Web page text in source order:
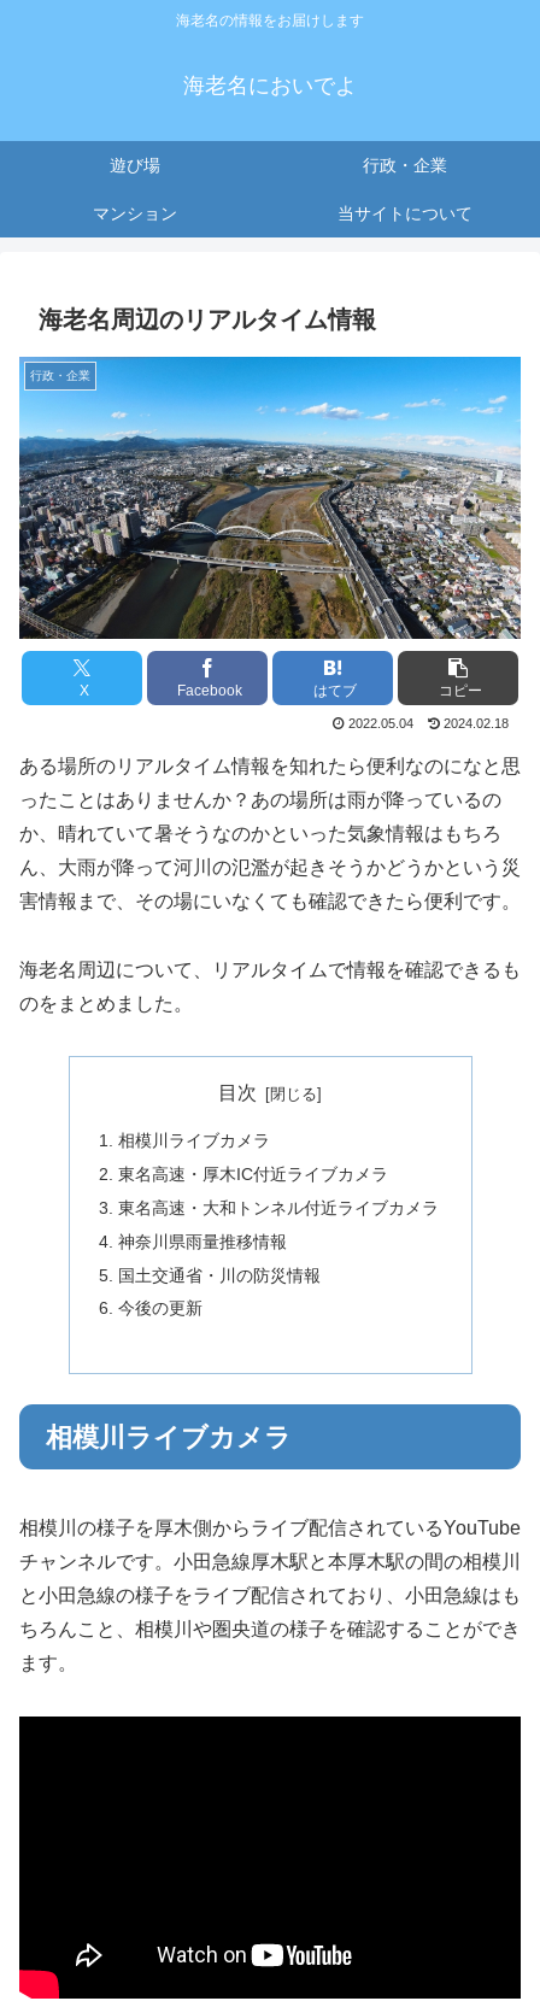
海老名の情報をお届けします
海老名においでよ
遊び場 行政・企業
マンション 当サイトについて
海老名周辺のリアルタイム情報
行政・企業
X Facebook はてブ コピー
2022.05.04 2024.02.18
ある場所のリアルタイム情報を知れたら便利なのになと思
ったことはありませんか？あの場所は雨が降っているの
か、晴れていて暑そうなのかといった気象情報はもちろ
ん、大雨が降って河川の氾濫が起きそうかどうかという災
害情報まで、その場にいなくても確認できたら便利です。
海老名周辺について、リアルタイムで情報を確認できるも
のをまとめました。
目次
相模川ライブカメラ
東名高速・厚木IC付近ライブカメラ
東名高速・大和トンネル付近ライブカメラ
神奈川県雨量推移情報
国土交通省・川の防災情報
今後の更新
相模川ライブカメラ
相模川の様子を厚木側からライブ配信されているYouTube
チャンネルです。小田急線厚木駅と本厚木駅の間の相模川
と小田急線の様子をライブ配信されており、小田急線はも
ちろんこと、相模川や圏央道の様子を確認することができ
ます。